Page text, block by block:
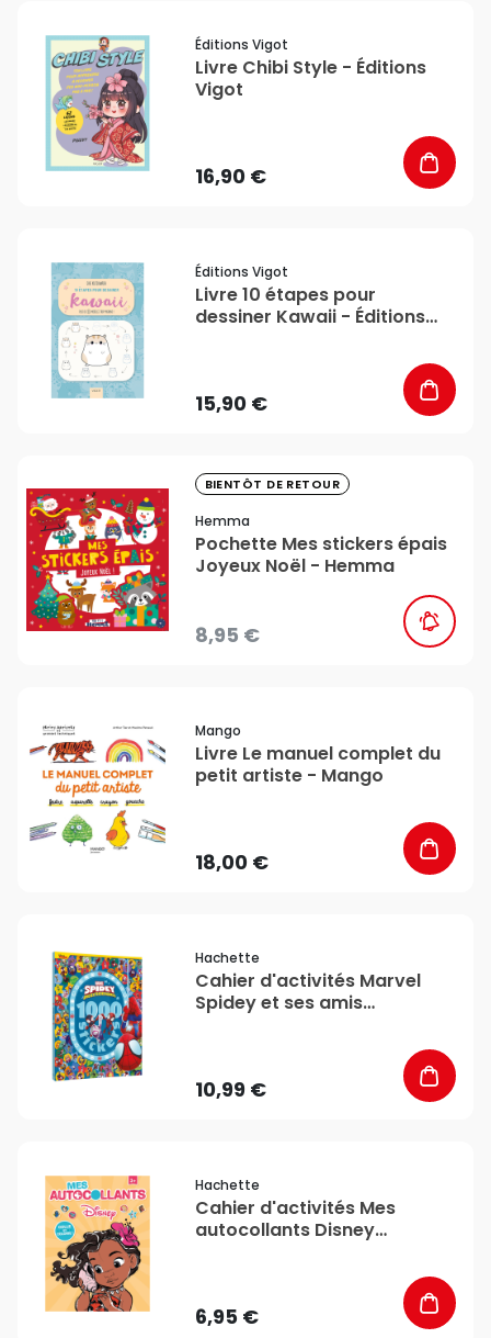
Éditions Vigot
Livre Chibi Style - Éditions
Vigot
16,90 €
Éditions Vigot
Livre 10 étapes pour
dessiner Kawaii - Éditions
15,90 €
BIENTÔT DE RETOUR
Hemma
Pochette Mes stickers épais
Joyeux Noël - Hemma
8,95 €
Mango
Livre Le manuel complet du
petit artiste - Mango
18,00 €
Hachette
Cahier d'activités Marvel
Spidey et ses amis
10,99 €
Hachette
Cahier d'activités Mes
autocollants Disney
6,95 €